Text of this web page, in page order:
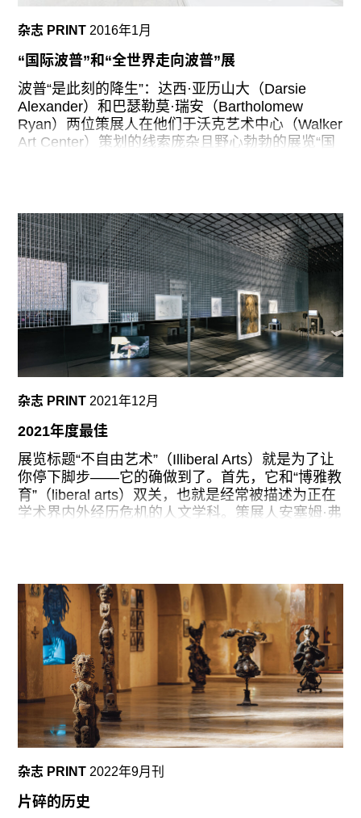
1980年代起在波士顿当代美术馆担任策展人，参与
并策划了多个具有划时代意义的展览。获哈佛大学
欧文分校艺术史系博士生项目；2003至2013年执
教于耶鲁大学，并在2006至2009年期间担任艺术
史系主任。他的新书《艺术之后》（After Art
2012年由普林斯顿大学出版社出版。
帕梅拉·M·李（Pamela M. Lee，斯坦福大学珍妮特
在纽约城市大学研究中心研究学习并参与惠特尼美
术馆独立研究项目。研究领域主要为现当代艺术理
论及评论。其文章发表在《艺术论坛》、《Grey
杂志 PRINT 2016年1月
“国际波普”和“全世界走向波普”展
波普“是此刻的降生”：达西·亚历山大（Darsie
Alexander）和巴瑟勒莫·瑞安（Bartholomew
Ryan）两位策展人在他们于沃克艺术中心（Walker
Art Center）策划的线索庞杂且野心勃勃的展览“国
经引领一种在彼时看似激进的行为，但现在这些行
为方式却已经变得自然而然：图像世界作为自我的
延伸，个体通过状态更新来操控信息，我们这个时
代最为剧烈的变化之一—社交媒体的兴起。”
这一关于当下的谱系中引人注意的一点是，亚历山
大和雷恩在叙述波普艺术历史时与“全球”这个词保
持了一种自省的距离——“全球”这个词也不无争议
地描述了“我们这个时代最为剧烈的变化之一”。他
们在过去和现在的世界模型之间做出了微妙的区
能实现的关于国际主义的项目”。换言之，“国际波
普”是对近期历史的概述，其中单个国家的艺术史
（比如美国、英国、巴西、日本、阿根廷、匈牙利
和意大利）与暗示着“全球风格”兴起的跨国界美学
或形式上的动态关系并行：比如关于图片移动性问
题的讨论可见于“图像旅行”（The Image Travels）
单元，而在“分配&家庭”（Distribution &
杂志 PRINT 2021年12月
2021年度最佳
展览标题“不自由艺术”（Illiberal Arts）就是为了让
你停下脚步——它的确做到了。首先，它和“博雅教
育”（liberal arts）双关，也就是经常被描述为正在
学术界内外经历危机的人文学科。策展人安塞姆·弗
到西尔维娅·温特（Sylvia Wynter）等黑人激进思
想家的脉络，认识到历史上对人的定义（以及由此
产生的人文学科）排除了大多数不符合白人、欧洲
人、男性规范的人的经验。弗兰克和斯达克迈耶在
这场大型展览中还有另外两个意图，也体现在了标
题里。其中之一就是重新定义“非自由”（illiberal）
这个词。虽然在美国英语口语中，“自由”（liberal）
意味着一种左倾的、宽容的政治取向，但这个词在
从历史渊源上来讲其实是来自将人的自由与其所拥
有的财产相关联的论述，从17世纪哲学家约翰·洛
克（John Locke）到后来许多政治思想家都为此作
出了自己的理论贡献。自由主义及其推崇的制度形
式——民主，在概念和实践上都与市场经济密不可
杂志 PRINT 2022年9月刊
片碎的历史